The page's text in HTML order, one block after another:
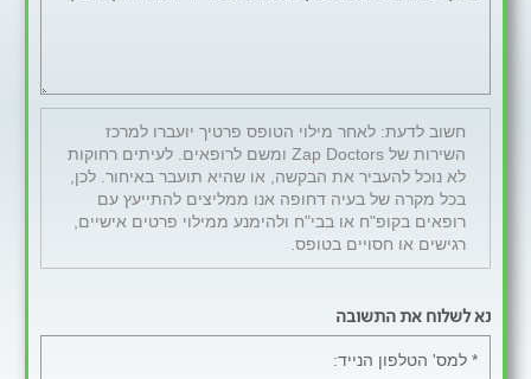
חשוב לדעת: לאחר מילוי הטופס פרטיך יועברו למרכז
השירות של Zap Doctors ומשם לרופאים. לעיתים רחוקות
לא נוכל להעביר את הבקשה, או שהיא תועבר באיחור. לכן,
בכל מקרה של בעיה דחופה אנו ממליצים להתייעץ עם
רופאים בקופ"ח או בבי"ח ולהימנע ממילוי פרטים אישיים,
רגישים או חסויים בטופס.
נא לשלוח את התשובה